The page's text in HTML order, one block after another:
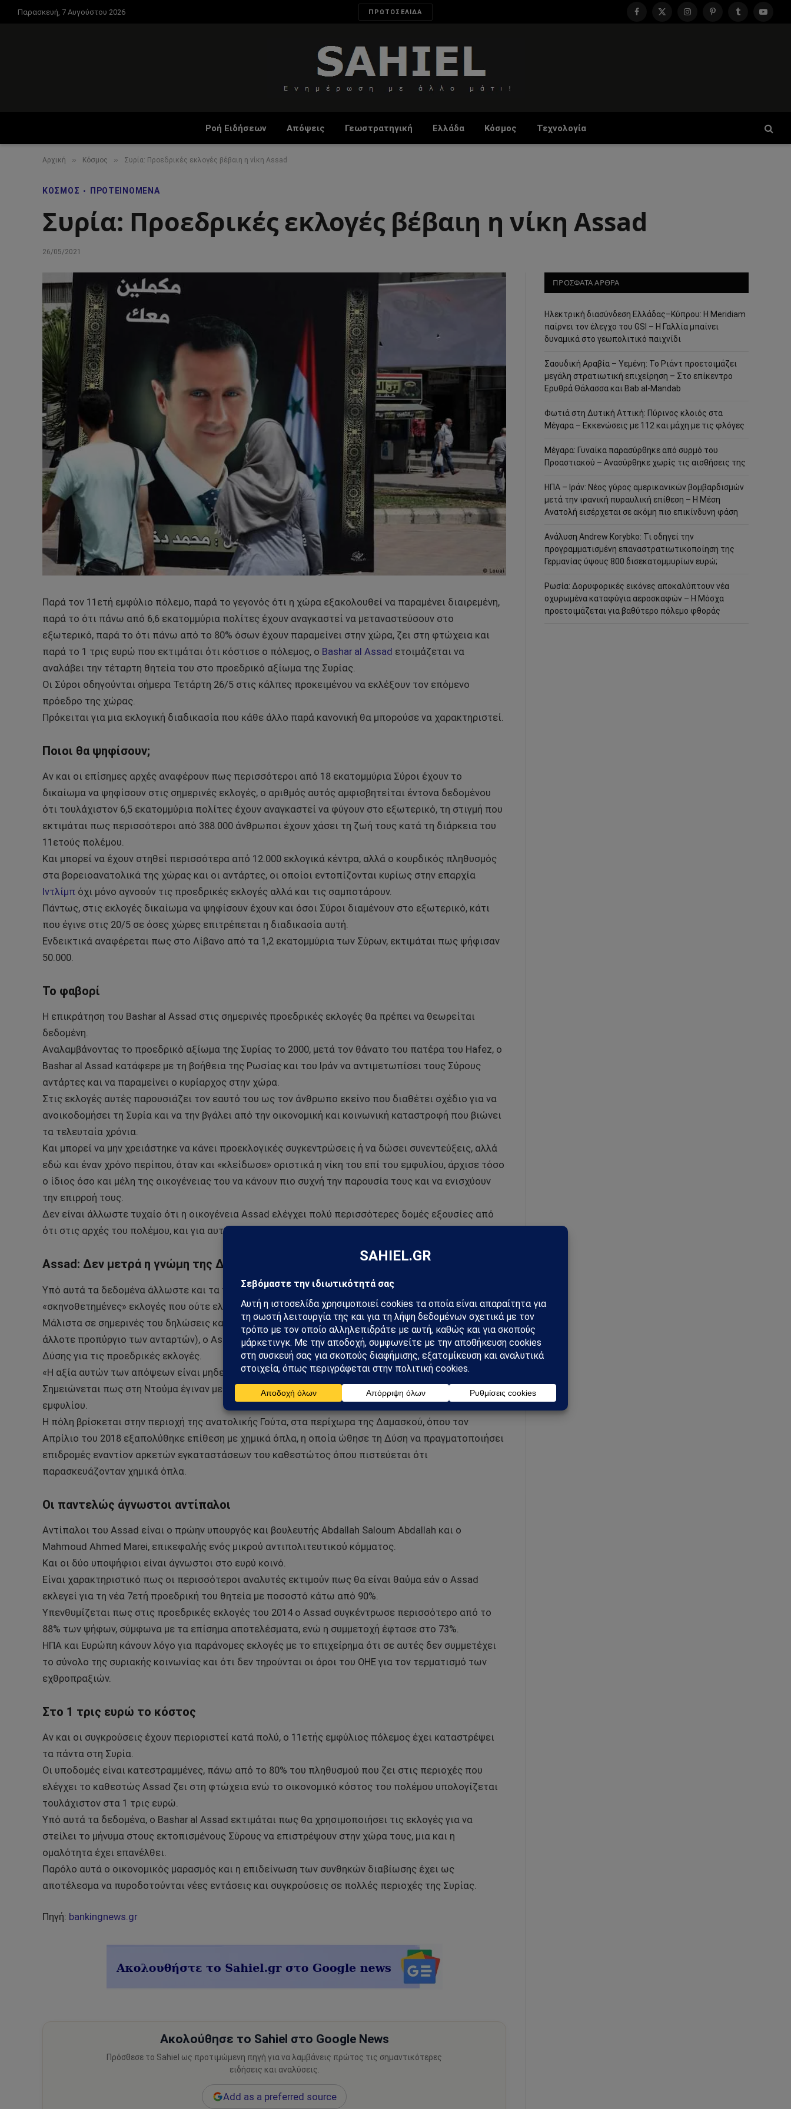
Παρασκευή, 7 Αυγούστου 2026 ΠΡΩΤΟΣΕΛΙΔΑ
Facebook
X
InstagramPinterestTumblr
Ροή Ειδήσεων Απόψεις Γεωστρατηγική Ελλάδα Κόσμος Τεχνολογία
Αρχική » Κόσμος » Συρία: Προεδρικές εκλογές βέβαιη η νίκη Assad
ΚΌΣΜΟΣ ΠΡΟΤΕΙΝΌΜΕΝΑ
Συρία: Προεδρικές εκλογές βέβαιη η νίκη Assad
26/05/2021
Παρά τον 11ετή εμφύλιο πόλεμο, παρά το γεγονός ότι η χώρα εξακολουθεί να παραμένει διαιρεμένη,
παρά το ότι πάνω από 6,6 εκατομμύρια πολίτες έχουν αναγκαστεί να μεταναστεύσουν στο
εξωτερικό, παρά το ότι πάνω από το 80% όσων έχουν παραμείνει στην χώρα, ζει στη φτώχεια και
παρά το 1 τρις ευρώ που εκτιμάται ότι κόστισε ο πόλεμος, ο Bashar al Assad ετοιμάζεται να
αναλάβει την τέταρτη θητεία του στο προεδρικό αξίωμα της Συρίας.
Οι Σύροι οδηγούνται σήμερα Τετάρτη 26/5 στις κάλπες προκειμένου να εκλέξουν τον επόμενο
πρόεδρο της χώρας.
Πρόκειται για μια εκλογική διαδικασία που κάθε άλλο παρά κανονική θα μπορούσε να χαρακτηριστεί.
Ποιοι θα ψηφίσουν;
Αν και οι επίσημες αρχές αναφέρουν πως περισσότεροι από 18 εκατομμύρια Σύροι έχουν το
δικαίωμα να ψηφίσουν στις σημερινές εκλογές, ο αριθμός αυτός αμφισβητείται έντονα δεδομένου
ότι τουλάχιστον 6,5 εκατομμύρια πολίτες έχουν αναγκαστεί να φύγουν στο εξωτερικό, τη στιγμή που
εκτιμάται πως περισσότεροι από 388.000 άνθρωποι έχουν χάσει τη ζωή τους κατά τη διάρκεια του
11ετούς πολέμου.
Και μπορεί να έχουν στηθεί περισσότερα από 12.000 εκλογικά κέντρα, αλλά ο κουρδικός πληθυσμός
στα βορειοανατολικά της χώρας και οι αντάρτες, οι οποίοι εντοπίζονται κυρίως στην επαρχία
Ιντλίμπ όχι μόνο αγνοούν τις προεδρικές εκλογές αλλά και τις σαμποτάρουν.
Πάντως, στις εκλογές δικαίωμα να ψηφίσουν έχουν και όσοι Σύροι διαμένουν στο εξωτερικό, κάτι
που έγινε στις 20/5 σε όσες χώρες επιτρέπεται η διαδικασία αυτή.
Ενδεικτικά αναφέρεται πως στο Λίβανο από τα 1,2 εκατομμύρια των Σύρων, εκτιμάται πως ψήφισαν
50.000.
Το φαβορί
Η επικράτηση του Bashar al Assad στις σημερινές προεδρικές εκλογές θα πρέπει να θεωρείται
δεδομένη.
Αναλαμβάνοντας το προεδρικό αξίωμα της Συρίας το 2000, μετά τον θάνατο του πατέρα του Hafez, ο
Bashar al Assad κατάφερε με τη βοήθεια της Ρωσίας και του Ιράν να αντιμετωπίσει τους Σύρους
αντάρτες και να παραμείνει ο κυρίαρχος στην χώρα.
Στις εκλογές αυτές παρουσιάζει τον εαυτό του ως τον άνθρωπο εκείνο που διαθέτει σχέδιο για να
ανοικοδομήσει τη Συρία και να την βγάλει από την οικονομική και κοινωνική καταστροφή που βιώνει
τα τελευταία χρόνια.
Και μπορεί να μην χρειάστηκε να κάνει προεκλογικές συγκεντρώσεις ή να δώσει συνεντεύξεις, αλλά
εδώ και έναν χρόνο περίπου, όταν και «κλείδωσε» οριστικά η νίκη του επί του εμφυλίου, άρχισε τόσο
ο ίδιος όσο και μέλη της οικογένειας του να κάνουν πιο συχνή την παρουσία τους και να ενισχύουν
την επιρροή τους.
Δεν είναι άλλωστε τυχαίο ότι η οικογένεια Assad ελέγχει πολύ περισσότερες δομές εξουσίες από
ότι στις αρχές του πολέμου, και για αυτό γίνεται λόγος για δυναστεία και δικτατορία.
Assad: Δεν μετρά η γνώμη της Δύσης
Υπό αυτά τα δεδομένα άλλωστε και τα περισσότερα κράτη της Δύσης κάνουν λόγο για
«σκηνοθετημένες» εκλογές που ούτε ελεύθερες είναι ούτε δίκαιες.
Μάλιστα σε σημερινές του δηλώσεις και αφού άσκησε το εκλογικό του δικαίωμα (στην πόλη Ντούμα,
άλλοτε προπύργιο των ανταρτών), ο Assad υποστήριξε πως δεν δίνει σημασία στις απόψεις της
Δύσης για τις προεδρικές εκλογές.
«Η αξία αυτών των απόψεων είναι μηδενική» ανέφερε ο Assad.
Σημειώνεται πως στη Ντούμα έγιναν μερικές από τις πιο σφοδρές μάχες κατά τη διάρκεια του
εμφυλίου.
Η πόλη βρίσκεται στην περιοχή της ανατολικής Γούτα, στα περίχωρα της Δαμασκού, όπου τον
Απρίλιο του 2018 εξαπολύθηκε επίθεση με χημικά όπλα, η οποία ώθησε τη Δύση να πραγματοποιήσει
επιδρομές εναντίον αρκετών εγκαταστάσεων του καθεστώτος όπου πιστεύεται ότι
παρασκευάζονταν χημικά όπλα.
Οι παντελώς άγνωστοι αντίπαλοι
Αντίπαλοι του Assad είναι ο πρώην υπουργός και βουλευτής Abdallah Saloum Abdallah και ο
Mahmoud Ahmed Marei, επικεφαλής ενός μικρού αντιπολιτευτικού κόμματος.
Και οι δύο υποψήφιοι είναι άγνωστοι στο ευρύ κοινό.
Είναι χαρακτηριστικό πως οι περισσότεροι αναλυτές εκτιμούν πως θα είναι θαύμα εάν ο Assad
εκλεγεί για τη νέα 7ετή προεδρική του θητεία με ποσοστό κάτω από 90%.
Υπενθυμίζεται πως στις προεδρικές εκλογές του 2014 ο Assad συγκέντρωσε περισσότερο από το
88% των ψήφων, σύμφωνα με τα επίσημα αποτελέσματα, ενώ η συμμετοχή έφτασε στο 73%.
ΗΠΑ και Ευρώπη κάνουν λόγο για παράνομες εκλογές με το επιχείρημα ότι σε αυτές δεν συμμετέχει
το σύνολο της συριακής κοινωνίας και ότι δεν τηρούνται οι όροι του ΟΗΕ για τον τερματισμό των
εχθροπραξιών.
Στο 1 τρις ευρώ το κόστος
Αν και οι συγκρούσεις έχουν περιοριστεί κατά πολύ, ο 11ετής εμφύλιος πόλεμος έχει καταστρέψει
τα πάντα στη Συρία.
Οι υποδομές είναι κατεστραμμένες, πάνω από το 80% του πληθυσμού που ζει στις περιοχές που
ελέγχει το καθεστώς Assad ζει στη φτώχεια ενώ το οικονομικό κόστος του πολέμου υπολογίζεται
τουλάχιστον στα 1 τρις ευρώ.
Υπό αυτά τα δεδομένα, ο Bashar al Assad εκτιμάται πως θα χρησιμοποιήσει τις εκλογές για να
στείλει το μήνυμα στους εκτοπισμένους Σύρους να επιστρέψουν στην χώρα τους, μια και η
ομαλότητα έχει επανέλθει.
Παρόλο αυτά ο οικονομικός μαρασμός και η επιδείνωση των συνθηκών διαβίωσης έχει ως
αποτέλεσμα να πυροδοτούνται νέες εντάσεις και συγκρούσεις σε πολλές περιοχές της Συρίας.
Πηγή: bankingnews.gr
Ακολούθησε το Sahiel στο Google News
Πρόσθεσε το Sahiel ως προτιμώμενη πηγή για να λαμβάνεις πρώτος τις σημαντικότερες
ειδήσεις και αναλύσεις.
Add as a preferred source
ΠΡΟΣΦΑΤΑ ΑΡΘΡΑ
Ηλεκτρική διασύνδεση Ελλάδας–Κύπρου: Η Meridiam
παίρνει τον έλεγχο του GSI – Η Γαλλία μπαίνει
δυναμικά στο γεωπολιτικό παιχνίδι
Σαουδική Αραβία – Υεμένη: Το Ριάντ προετοιμάζει
μεγάλη στρατιωτική επιχείρηση – Στο επίκεντρο
Ερυθρά Θάλασσα και Bab al-Mandab
Φωτιά στη Δυτική Αττική: Πύρινος κλοιός στα
Μέγαρα – Εκκενώσεις με 112 και μάχη με τις φλόγες
Μέγαρα: Γυναίκα παρασύρθηκε από συρμό του
Προαστιακού – Ανασύρθηκε χωρίς τις αισθήσεις της
ΗΠΑ – Ιράν: Νέος γύρος αμερικανικών βομβαρδισμών
μετά την ιρανική πυραυλική επίθεση – Η Μέση
Ανατολή εισέρχεται σε ακόμη πιο επικίνδυνη φάση
Ανάλυση Andrew Korybko: Τι οδηγεί την
προγραμματισμένη επαναστρατιωτικοποίηση της
Γερμανίας ύψους 800 δισεκατομμυρίων ευρώ;
Ρωσία: Δορυφορικές εικόνες αποκαλύπτουν νέα
οχυρωμένα καταφύγια αεροσκαφών – Η Μόσχα
προετοιμάζεται για βαθύτερο πόλεμο φθοράς